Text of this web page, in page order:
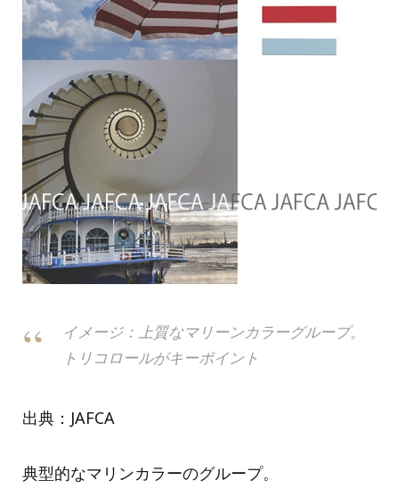
イメージ：上質なマリーンカラーグループ。
トリコロールがキーポイント
出典：JAFCA
典型的なマリンカラーのグループ。